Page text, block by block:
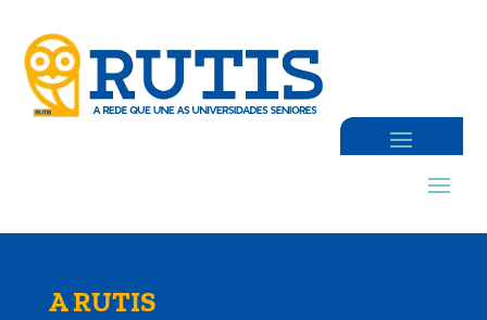
A RUTIS